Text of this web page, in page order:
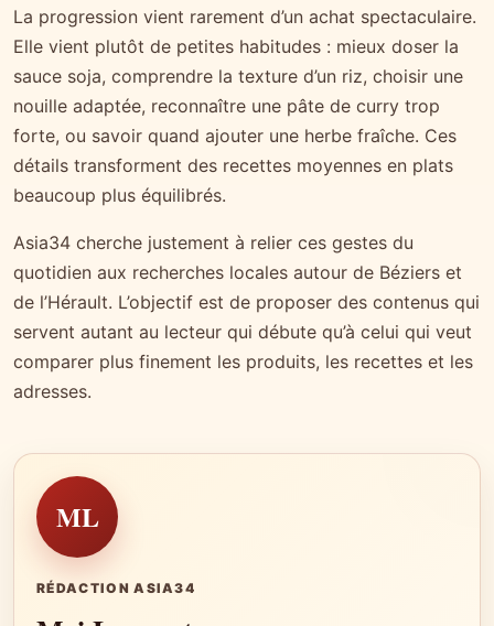
La progression vient rarement d’un achat spectaculaire.
Elle vient plutôt de petites habitudes : mieux doser la
sauce soja, comprendre la texture d’un riz, choisir une
nouille adaptée, reconnaître une pâte de curry trop
forte, ou savoir quand ajouter une herbe fraîche. Ces
détails transforment des recettes moyennes en plats
beaucoup plus équilibrés.
Asia34 cherche justement à relier ces gestes du
quotidien aux recherches locales autour de Béziers et
de l’Hérault. L’objectif est de proposer des contenus qui
servent autant au lecteur qui débute qu’à celui qui veut
comparer plus finement les produits, les recettes et les
adresses.
ML
RÉDACTION ASIA34